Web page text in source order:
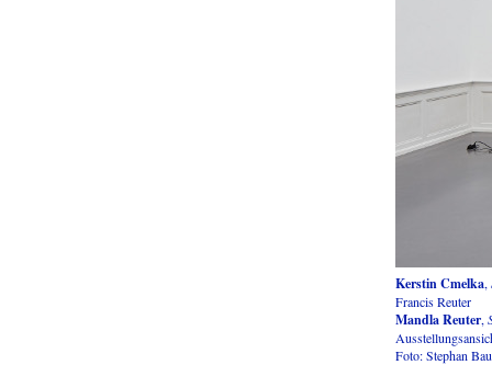
Kerstin Cmelka,
Francis Reuter
Mandla Reuter,
Foto: Stephan